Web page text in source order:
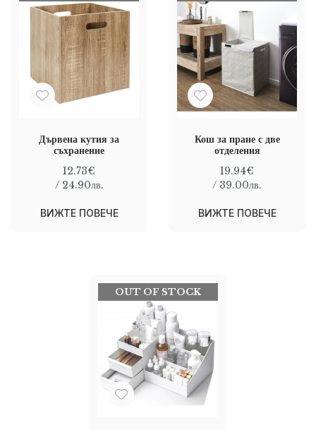
Дървена кутия за
съхранение
12.73€
/ 24.90лв.
ВИЖТЕ ПОВЕЧЕ
Кош за пране с две
отделения
19.94€
/ 39.00лв.
ВИЖТЕ ПОВЕЧЕ
OUT OF STOCK